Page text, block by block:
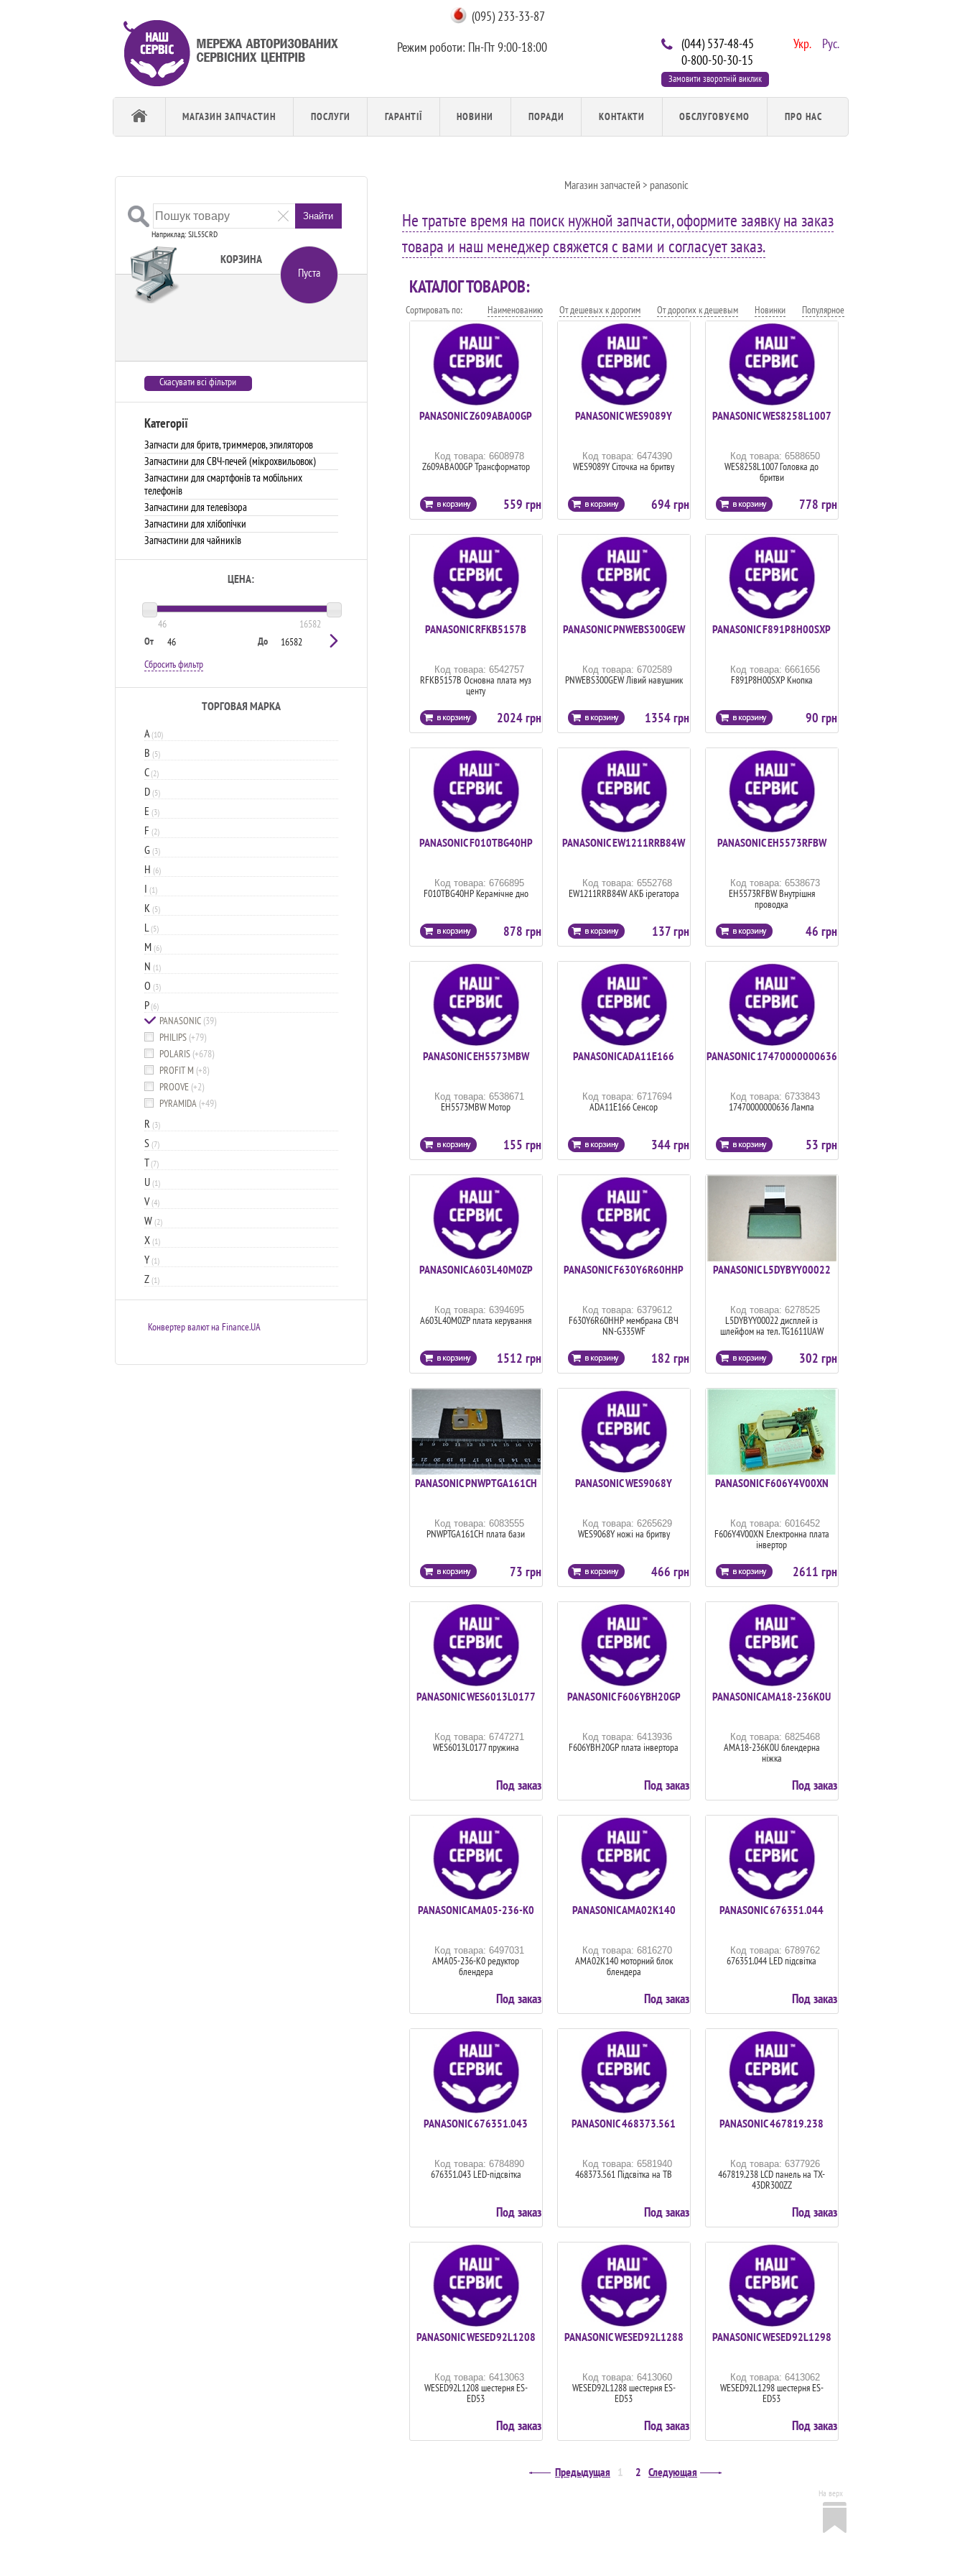
Укр. Рус.
(044) 537-48-45
0-800-50-30-15
Замовити зворотній виклик
(095) 233-33-87
Режим роботи: Пн-Пт 9:00-18:00
МАГАЗИН ЗАПЧАСТИН ПОСЛУГИ ГАРАНТІЇ НОВИНИ ПОРАДИ КОНТАКТИ ОБСЛУГОВУЄМО ПРО НАС
Магазин запчастей > panasonic
Не тратьте время на поиск нужной запчасти, оформите заявку на заказ
товара и наш менеджер свяжется с вами и согласует заказ.
КАТАЛОГ ТОВАРОВ:
Сортировать по: Наименованию От дешевых к дорогим От дорогих к дешевым Новинки Популярное
PANASONIC Z609ABA00GP
Код товара: 6608978
Z609ABA00GP Трансформатор
559 грн
PANASONIC WES9089Y
Код товара: 6474390
WES9089Y Сіточка на бритву
694 грн
PANASONIC WES8258L1007
Код товара: 6588650
WES8258L1007 Головка до
бритви
778 грн
PANASONIC RFKB5157B
Код товара: 6542757
RFKB5157B Основна плата муз
центу
2024 грн
PANASONIC PNWEBS300GEW
Код товара: 6702589
PNWEBS300GEW Лівий навушник
1354 грн
PANASONIC F891P8H00SXP
Код товара: 6661656
F891P8H00SXP Кнопка
90 грн
PANASONIC F010TBG40HP
Код товара: 6766895
F010TBG40HP Керамічне дно
878 грн
PANASONIC EW1211RRB84W
Код товара: 6552768
EW1211RRB84W АКБ ірегатора
137 грн
PANASONIC EH5573RFBW
Код товара: 6538673
EH5573RFBW Внутрішня
проводка
46 грн
PANASONIC EH5573MBW
Код товара: 6538671
EH5573MBW Мотор
155 грн
PANASONIC ADA11E166
Код товара: 6717694
ADA11E166 Сенсор
344 грн
PANASONIC 17470000000636
Код товара: 6733843
17470000000636 Лампа
53 грн
PANASONIC A603L40M0ZP
Код товара: 6394695
A603L40M0ZP плата керування
1512 грн
PANASONIC F630Y6R60HHP
Код товара: 6379612
F630Y6R60HHP мембрана СВЧ
NN-G335WF
182 грн
PANASONIC L5DYBYY00022
Код товара: 6278525
L5DYBYY00022 дисплей із
шлейфом на тел. TG1611UAW
302 грн
PANASONIC PNWPTGA161CH
Код товара: 6083555
PNWPTGA161CH плата бази
73 грн
PANASONIC WES9068Y
Код товара: 6265629
WES9068Y ножі на бритву
466 грн
PANASONIC F606Y4V00XN
Код товара: 6016452
F606Y4V00XN Електронна плата
інвертор
2611 грн
PANASONIC WES6013L0177
Код товара: 6747271
WES6013L0177 пружина
Под заказ
PANASONIC F606YBH20GP
Код товара: 6413936
F606YBH20GP плата інвертора
Под заказ
PANASONIC AMA18-236K0U
Код товара: 6825468
AMA18-236K0U блендерна
ніжка
Под заказ
PANASONIC AMA05-236-K0
Код товара: 6497031
AMA05-236-K0 редуктор
блендера
Под заказ
PANASONIC AMA02K140
Код товара: 6816270
AMA02K140 моторний блок
блендера
Под заказ
PANASONIC 676351.044
Код товара: 6789762
676351.044 LED підсвітка
Под заказ
PANASONIC 676351.043
Код товара: 6784890
676351.043 LED-підсвітка
Под заказ
PANASONIC 468373.561
Код товара: 6581940
468373.561 Підсвітка на ТВ
Под заказ
PANASONIC 467819.238
Код товара: 6377926
467819.238 LCD панель на TX-
43DR300ZZ
Под заказ
PANASONIC WESED92L1208
Код товара: 6413063
WESED92L1208 шестерня ES-
ED53
Под заказ
PANASONIC WESED92L1288
Код товара: 6413060
WESED92L1288 шестерня ES-
ED53
Под заказ
PANASONIC WESED92L1298
Код товара: 6413062
WESED92L1298 шестерня ES-
ED53
Под заказ
Предыдущая 1 2 Следующая
На верх
Наприклад: SJL55CRD
Знайти
КОРЗИНА
Пуста
Скасувати всі фільтри
Категорії
Запчасти для бритв, триммеров, эпиляторов
Запчастини для СВЧ-печей (мікрохвильовок)
Запчастини для смартфонів та мобільних
телефонів
Запчастини для телевізора
Запчастини для хлібопічки
Запчастини для чайників
ЦЕНА:
46
16582
От
До
Сбросить фильтр
ТОРГОВАЯ МАРКА
A(10)
B (5)
C(2)
D (5)
E (3)
F (2)
G (3)
H (6)
I (1)
K (5)
L(5)
M (6)
N (1)
O (3)
P(6)
PANASONIC (39)
PHILIPS (+79)
POLARIS (+678)
PROFIT M (+8)
PROOVE (+2)
PYRAMIDA (+49)
R (3)
S (7)
T(7)
U (1)
V(4)
W (2)
X (1)
Y (1)
Z (1)
Конвертер валют на Finance.UA